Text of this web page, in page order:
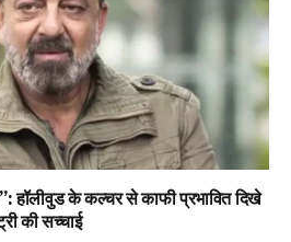
हॉलीवुड के कल्चर से काफी प्रभावित दिखे
की सच्चाई